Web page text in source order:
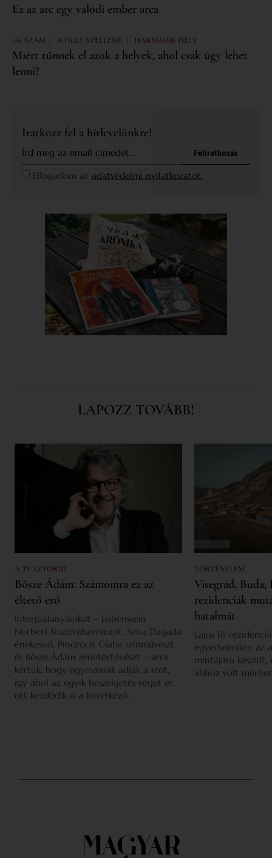
Ez az arc egy valódi ember arca
116. SZÁM | A HELY SZELLEME | HARMADIK HELY
Miért tűnnek el azok a helyek, ahol csak úgy lehet
lenni?
Iratkozz fel a hírlevelünkre!
Elfogadom az adatvédelmi nyilatkozatot.
Feliratkozás
LAPOZZ TOVÁBB!
A TE SZTORID
Bősze Ádám: Számomra ez az
éltető erő
Interjúalanyainkat – Lobenwein
Norbert fesztiválszervezőt, Sena Dagadu
énekesnő, Pindroch Csaba színművészt
és Bősze Ádám zenetörténészt – arra
kértük, hogy egymásnak adják a szót,
így ahol az egyik beszélgetés véget ér,
ott kezdődik is a következő.
TÖRTÉNELEM
Visegrád,
rezidenciák
hatalmát
Lajos fő
egyértelműen az
mintájára készült,
ahhoz volt